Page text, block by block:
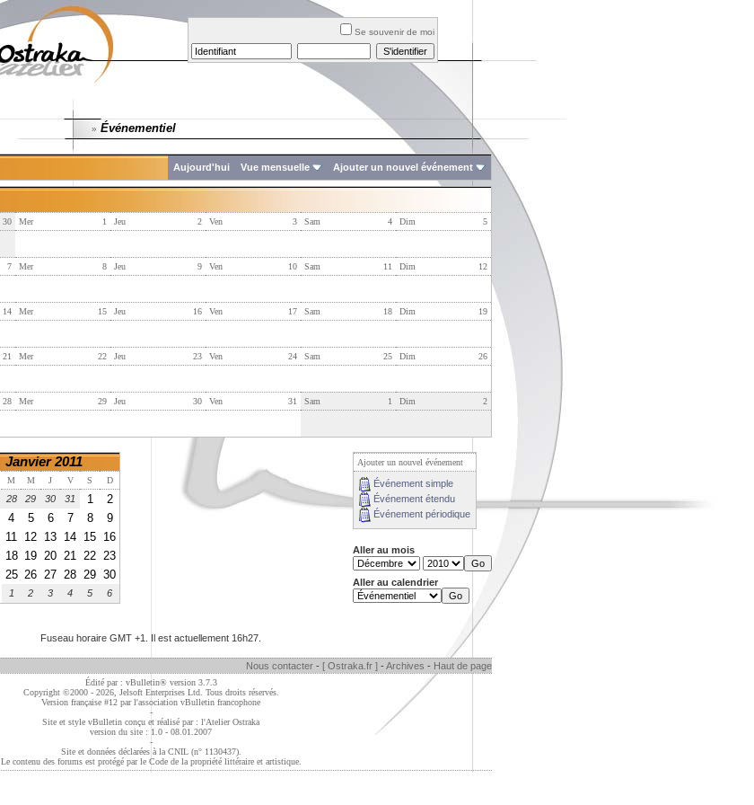
Se souvenir de moi
» Événementiel
Aujourd'hui Vue mensuelle Ajouter un nouvel événement
30 1
Mer 2
Jeu 3
Ven 4
Sam 5
Dim
7 8
Mer 9
Jeu 10
Ven 11
Sam 12
Dim
14 15
Mer 16
Jeu 17
Ven 18
Sam 19
Dim
21 22
Mer 23
Jeu 24
Ven 25
Sam 26
Dim
28 29
Mer 30
Jeu 31
Ven 1
Sam 2
Dim
Janvier 2011
M M J V S
D
28 29 30 31 1 2
4 5 6 7 8 9
11 12 13 14 15 16
18 19 20 21 22 23
25 26 27 28 29 30
1 2 3 4 5 6
Ajouter un nouvel événement
Événement simple
Événement étendu
Événement périodique
Aller au mois
Aller au calendrier
Fuseau horaire GMT +1. Il est actuellement 16h27
Nous contacter - [ Ostraka.fr ] - Archives - Haut de page
Édité par : vBulletin® version 3.7.3
Copyright ©2000 - 2026, Jelsoft Enterprises Ltd. Tous droits réservés.
Version française #12 parl'association vBulletin francophone
-
Site et style vBulletin conçu et réalisé par : l'Atelier Ostraka
version du site : 1.0 - 08.01.2007
-
Site et données déclarées à la CNIL (n° 1130437).
Le contenu des forums est protégé par le Code de la propriété littéraire et artistique.